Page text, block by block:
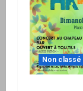
Non classé